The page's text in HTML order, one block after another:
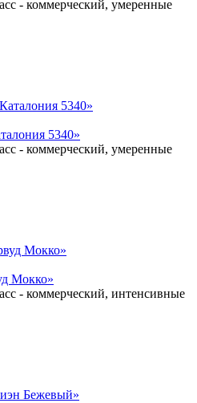
- коммерческий, умеренные
5340»
- коммерческий, умеренные
Мокко»
- коммерческий, интенсивные